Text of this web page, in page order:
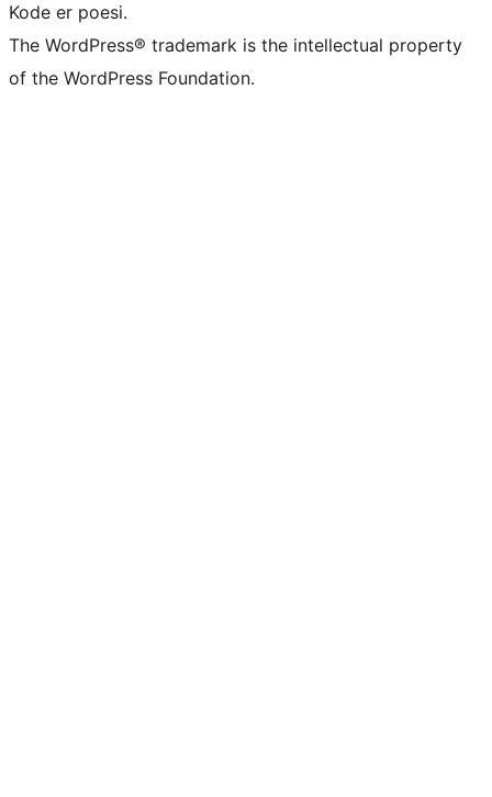
Kode er poesi.
The WordPress® trademark is the intellectual property
of the WordPress Foundation.